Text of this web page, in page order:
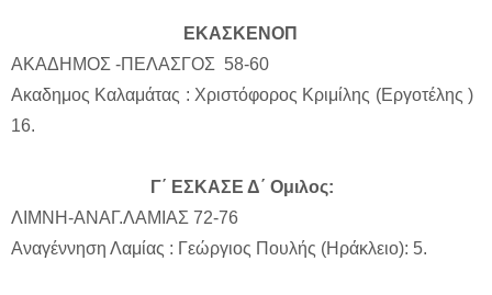
ΕΚΑΣΚΕΝΟΠ
ΑΚΑΔΗΜΟΣ -ΠΕΛΑΣΓΟΣ 58-60
Ακαδημος Καλαμάτας : Χριστόφορος Κριμίλης (Εργοτέλης )
16.
Γ΄ ΕΣΚΑΣΕ Δ΄ Ομιλος:
ΛΙΜΝΗ-ΑΝΑΓ.ΛΑΜΙΑΣ 72-76
Αναγέννηση Λαμίας : Γεώργιος Πουλής (Ηράκλειο): 5.